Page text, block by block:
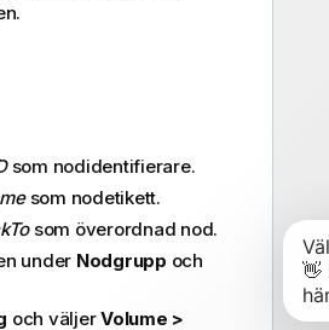
som nodidentifierare.
som nodetikett.
som överordnad nod.
under Nodgrupp och
och väljerVolume >